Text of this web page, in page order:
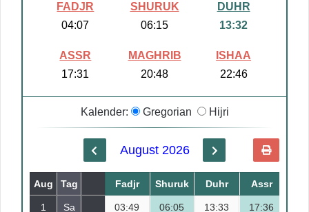
FADJR
04:07
SHURUK
06:15
DUHR
13:32
ASSR
17:31
MAGHRIB
20:48
ISHAA
22:46
Kalender: Gregorian Hijri
August 2026
Aug Tag Safar
1 Sa 18
Fadjr Shuruk Duhr Assr
03:49 06:05 13:33 17:36